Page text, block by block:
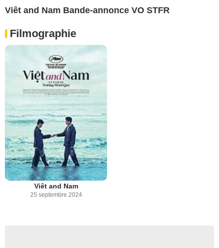
Viêt and Nam Bande-annonce VO STFR
Filmographie
Viêt and Nam
25 septembre 2024